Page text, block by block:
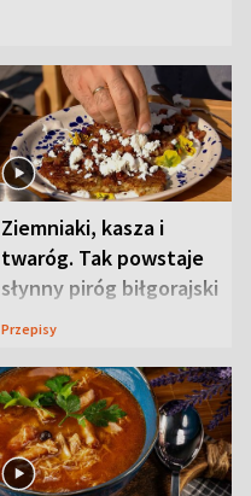
Ziemniaki, kasza i
twaróg. Tak powstaje
słynny piróg biłgorajski
Przepisy